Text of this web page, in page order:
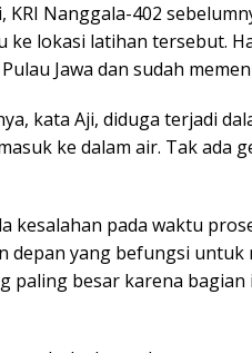
KRI Nanggala-402
ke lokasi latihan tersebut.
Jawa dan sudah
kata Aji, diduga terjadi
ke dalam air. Tak ada
kesalahan pada waktu
depan yang befungsi
paling besar karena